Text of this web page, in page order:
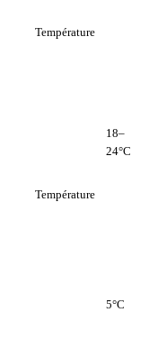
Température
Température
18–
24°C
5°C